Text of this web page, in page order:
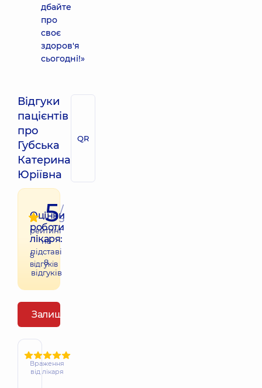
дбайте
про
своє
здоров'я
сьогодні!»
Відгуки
пацієнтів
про
Губська
Катерина
Юріївна
QR
Оцінки
роботи
лікаря:
8
відгуків
5/
5
рейтинг
на
підставі
8
відгуків
Залишити відгук
Враження
від лікаря